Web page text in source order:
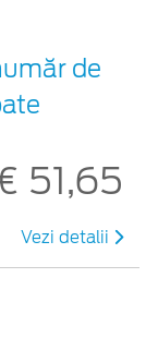
de
51,65
Vezi detalii